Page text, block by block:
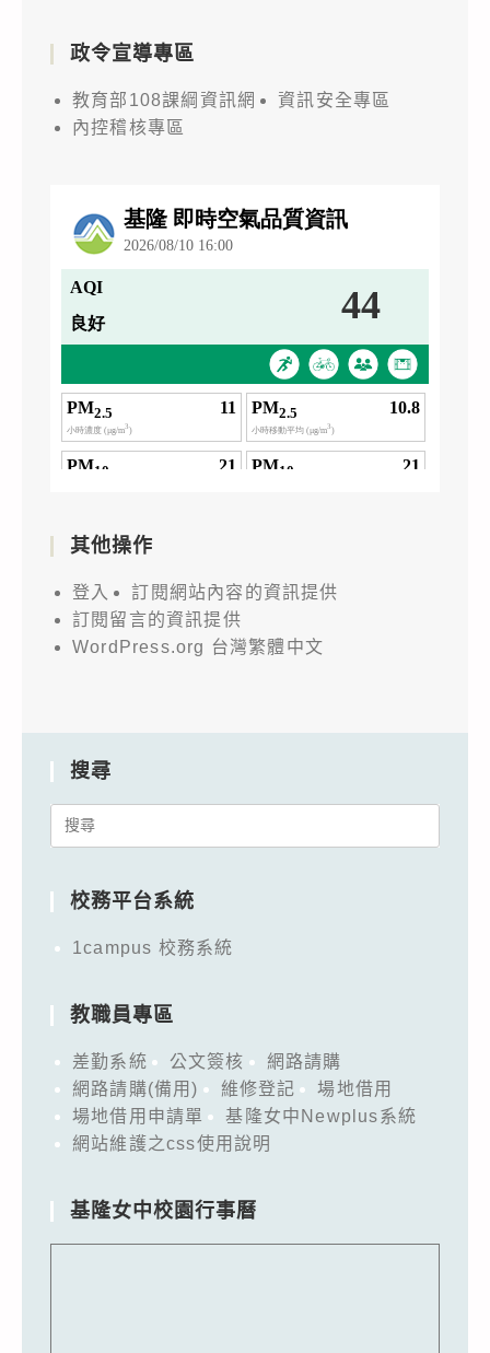
政令宣導專區
教育部108課綱資訊網
資訊安全專區
內控稽核專區
其他操作
登入
訂閱網站內容的資訊提供
訂閱留言的資訊提供
WordPress.org 台灣繁體中文
搜尋
Search
校務平台系統
1campus 校務系統
教職員專區
差勤系統 公文簽核
網路請購
網路請購(備用)
維修登記
場地借用
場地借用申請單
基隆女中Newplus系統
網站維護之css使用說明
基隆女中校園行事曆